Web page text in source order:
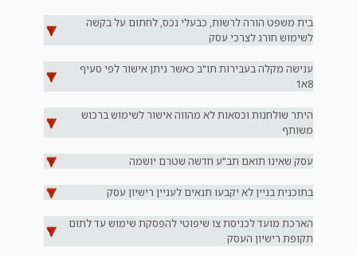
בית משפט הורה לרשות, כבעלי נכס, לחתום על בקשה
לשימוש חורג לצרכי עסק
ענישה מקלה בעבירות תו"ב כאשר ניתן אישור לפי סעיף
8א1
היתר שולחנות וכסאות לא מהווה אישור לשימוש ברכוש
משותף
עסק שאינו תואם תב"ע חדשה שטרם יושמה
בתוכנית בניין לא יקבעו תנאים לעניין רישיון עסק
הארכת מועד לכניסת צו שיפוטי להפסקת שימוש עד לתום
תקופת רישיון העסק